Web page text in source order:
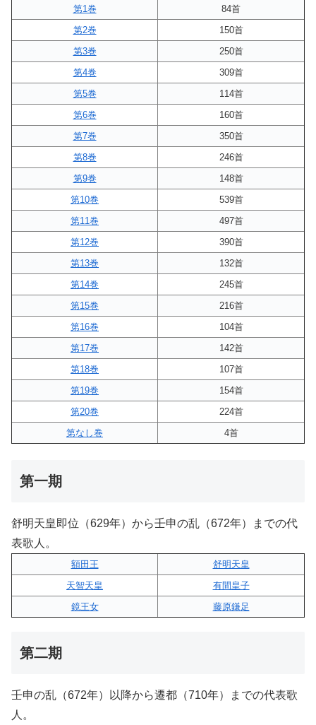
第1巻
84首
第2巻
150首
第3巻
250首
第4巻
309首
第5巻
114首
第6巻
160首
第7巻
350首
第8巻
246首
第9巻
148首
第10巻
539首
第11巻
497首
第12巻
390首
第13巻
132首
第14巻
245首
第15巻
216首
第16巻
104首
第17巻
142首
第18巻
107首
第19巻
154首
第20巻
224首
第なし巻
4首
第一期
舒明天皇即位（629年）から壬申の乱（672年）までの代
表歌人。
額田王
舒明天皇
天智天皇
有間皇子
鏡王女
藤原鎌足
第二期
壬申の乱（672年）以降から遷都（710年）までの代表歌
人。